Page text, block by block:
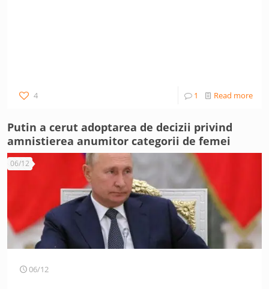
4 1 Read more
Putin a cerut adoptarea de decizii privind
amnistierea anumitor categorii de femei
06/12
06/12